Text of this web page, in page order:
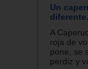
Un
A
roja de
pone, se
perdiz y